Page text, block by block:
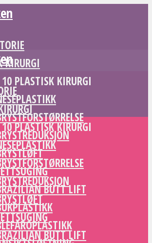
KIRURGI
PLASTISK KIRURGI
BUTT LIFT
PLASTISK KIRURGI
BUTT LIFT